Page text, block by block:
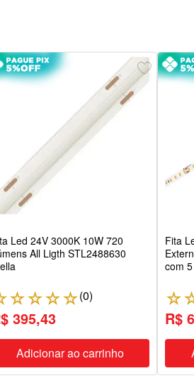
Led 24V 3000K 10W 720
All Ligth STL2488630
☆☆☆☆(0)
395,43
Adicionar ao carrinho
Fita
com
☆
R$